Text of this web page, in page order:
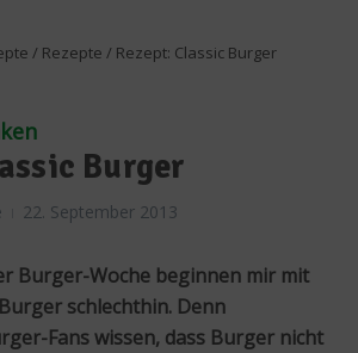
/ Rezepte / Rezept: Classic Burger
Burger
22. September 2013
Burger-Woche beginnen mir mit
schlechthin. Denn
Fans wissen, dass Burger nicht